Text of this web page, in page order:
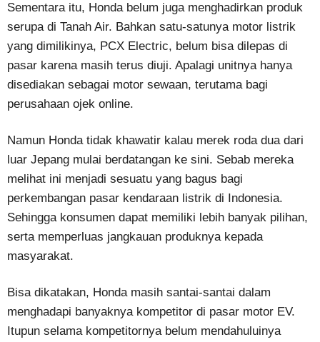
Sementara itu, Honda belum juga menghadirkan produk
serupa di Tanah Air. Bahkan satu-satunya motor listrik
yang dimilikinya, PCX Electric, belum bisa dilepas di
pasar karena masih terus diuji. Apalagi unitnya hanya
disediakan sebagai motor sewaan, terutama bagi
perusahaan ojek online.
Namun Honda tidak khawatir kalau merek roda dua dari
luar Jepang mulai berdatangan ke sini. Sebab mereka
melihat ini menjadi sesuatu yang bagus bagi
perkembangan pasar kendaraan listrik di Indonesia.
Sehingga konsumen dapat memiliki lebih banyak pilihan,
serta memperluas jangkauan produknya kepada
masyarakat.
Bisa dikatakan, Honda masih santai-santai dalam
menghadapi banyaknya kompetitor di pasar motor EV.
Itupun selama kompetitornya belum mendahuluinya